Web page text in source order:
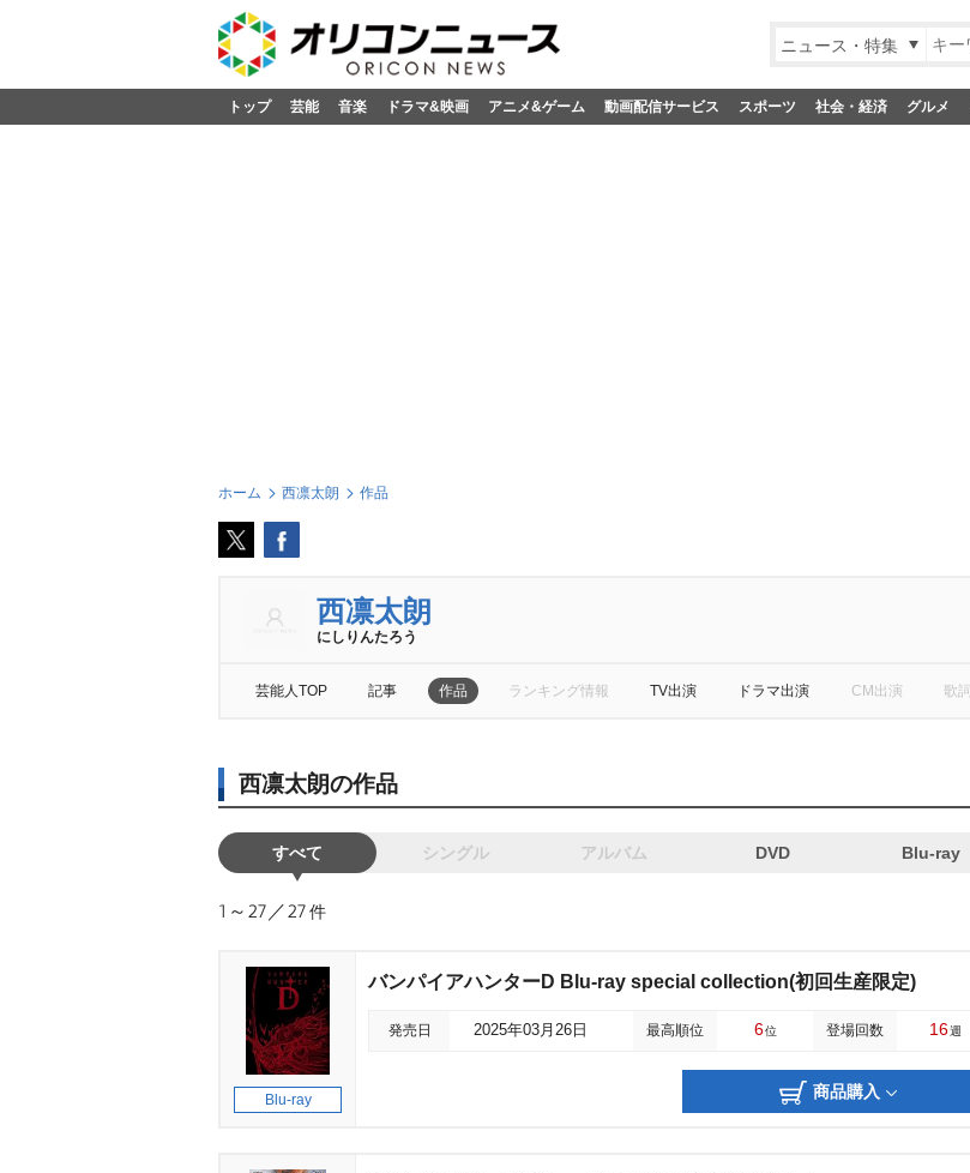
ニュース・特集
トップ 芸能 音楽 ドラマ&映画 アニメ&ゲーム 動画配信サービス スポーツ 社会・経済 グルメ
ホーム 西凛太朗 作品
西凛太朗
にしりんたろう
芸能人TOP 記事 作品 ランキング情報 TV出演 ドラマ出演 CM出演 歌詞
西凛太朗の作品
すべて シングル アルバム DVD Blu-ray
1～27／27件
Blu-ray
バンパイアハンターD Blu-ray special collection(初回生産限定)
発売日 2025年03月26日 最高順位 6位 登場回数 16週
商品購入